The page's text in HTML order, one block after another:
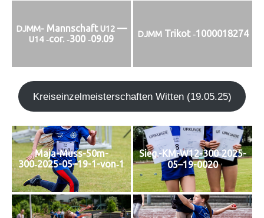
DJMM- Mann­schaft U12 —
U14‑cor. ‑300 ‑09.09 DJMMTri­kot ‑1000018274
Kreis­ein­zel­meis­ter­schaf­ten Wit­ten (19.05.25)
Maja-Muss-50m-
300‑2025-05–19-1-von‑1
Sieg.-KM-W12-300‑2025-
05–19-0020